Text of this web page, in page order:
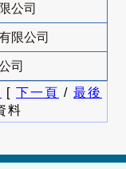
公司
限公司
司
[ 下一頁 / 最後
料